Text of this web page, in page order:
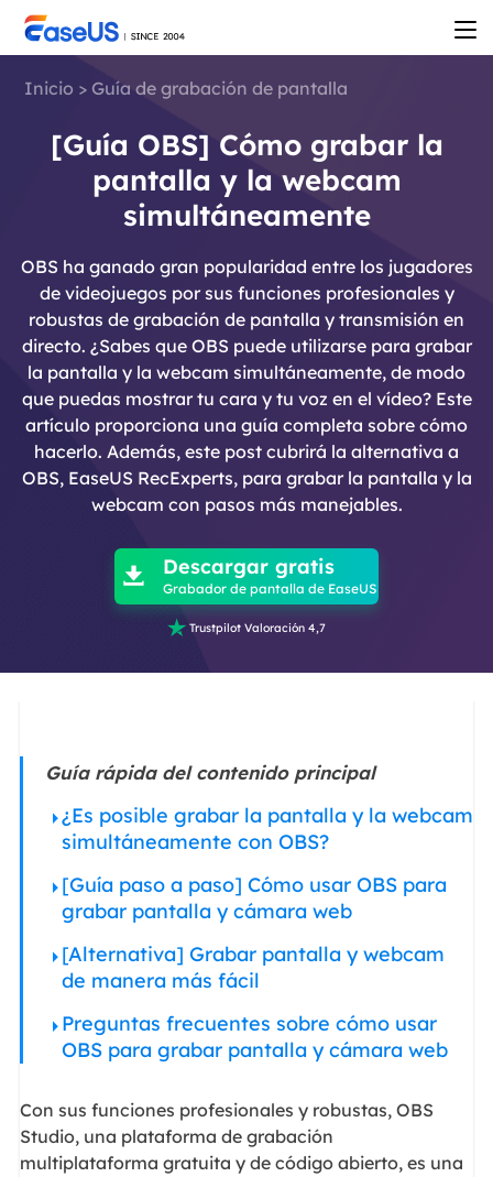
Inicio > Guía de grabación de pantalla
[Guía OBS] Cómo grabar la
pantalla y la webcam
simultáneamente
OBS ha ganado gran popularidad entre los jugadores
de videojuegos por sus funciones profesionales y
robustas de grabación de pantalla y transmisión en
directo. ¿Sabes que OBS puede utilizarse para grabar
la pantalla y la webcam simultáneamente, de modo
que puedas mostrar tu cara y tu voz en el vídeo? Este
artículo proporciona una guía completa sobre cómo
hacerlo. Además, este post cubrirá la alternativa a
OBS, EaseUS RecExperts, para grabar la pantalla y la
webcam con pasos más manejables.

 Descargar gratis
Grabador de pantalla de EaseUS
 Trustpilot Valoración 4,7
Guía rápida del contenido principal
¿Es posible grabar la pantalla y la webcam
simultáneamente con OBS?
[Guía paso a paso] Cómo usar OBS para
grabar pantalla y cámara web
[Alternativa] Grabar pantalla y webcam
de manera más fácil
Preguntas frecuentes sobre cómo usar
OBS para grabar pantalla y cámara web
Con sus funciones profesionales y robustas, OBS
Studio, una plataforma de grabación
multiplataforma gratuita y de código abierto, es una